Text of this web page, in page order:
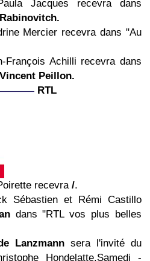
Jacques recevra dans
Mercier recevra dans "Au
François Achilli recevra dans
Vincent Peillon.
RTL
recevra /.
Sébastien et Rémi Castillo
dans "RTL vos plus belles
Lanzmann sera l'invité du
Hondelatte.Samedi -